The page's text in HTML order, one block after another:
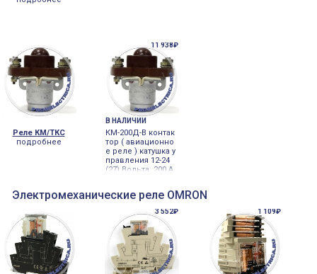
Реле КМ/ТКС
подробнее
11 938₽
В НАЛИЧИИ
КМ-200Д-В контак
тор ( авиационно
е реле ) катушка у
правления 12-24
(27) Вольта, 200 А
йчивость
Электромеханические реле OMRON
3 552₽ 1 109₽